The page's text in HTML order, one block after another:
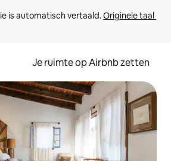
is automatisch vertaald. Originele taal
Je ruimte op Airbnb zetten